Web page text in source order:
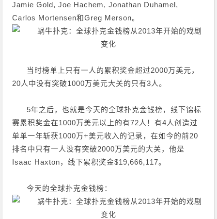
Jamie Gold, Joe Hachem, Jonathan Duhamel,
Carlos Mortensen和Greg Merson。
当时榜单上只有一人的累积奖金超过2000万美元，
20人中没有突破1000万美元大关的只有3人。
5年之后，也就是今天的全球扑克金钱榜，线下锦标
赛累积奖金在1000万美元以上的有72人！有4人创造过
单单一年斩获1000万+美元收入的记录，在如今的前20
排名中只有一人没有突破2000万美元的大关，他是
Isaac Haxton，线下累积奖金$19,666,117。
今天的全球扑克金钱榜：